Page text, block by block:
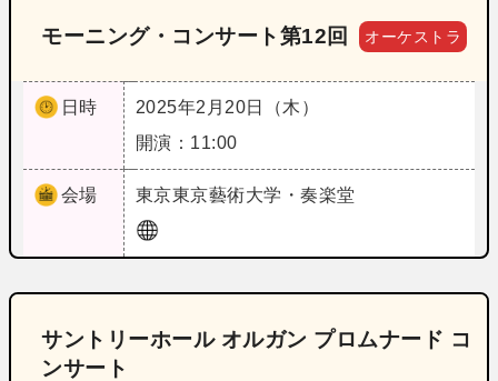
モーニング・コンサート第12回 オーケストラ
日時
2025年2月20日（木）
開演：11:00
会場 東京東京藝術大学・奏楽堂
サントリーホール オルガン プロムナード コ
ンサート